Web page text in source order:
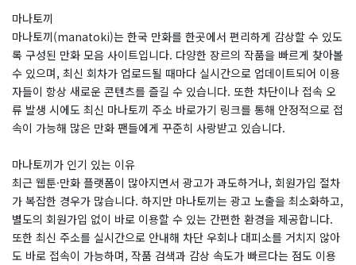
마나토끼
마나토끼(manatoki)는 한국 만화를 한곳에서 편리하게 감상할 수 있도
록 구성된 만화 모음 사이트입니다. 다양한 장르의 작품을 빠르게 찾아볼
수 있으며, 최신 회차가 업로드될 때마다 실시간으로 업데이트되어 이용
자들이 항상 새로운 콘텐츠를 즐길 수 있습니다. 또한 차단이나 접속 오
류 발생 시에도 최신 마나토끼 주소 바로가기 링크를 통해 안정적으로 접
속이 가능해 많은 만화 팬들에게 꾸준히 사랑받고 있습니다.
마나토끼가 인기 있는 이유
최근 웹툰·만화 플랫폼이 많아지면서 광고가 과도하거나, 회원가입 절차
가 복잡한 경우가 많습니다. 하지만 마나토끼는 광고 노출을 최소화하고,
별도의 회원가입 없이 바로 이용할 수 있는 간편한 환경을 제공합니다.
또한 최신 주소를 실시간으로 안내해 차단 우회나 대피소를 거치지 않아
도 바로 접속이 가능하며, 작품 검색과 감상 속도가 빠르다는 점도 이용